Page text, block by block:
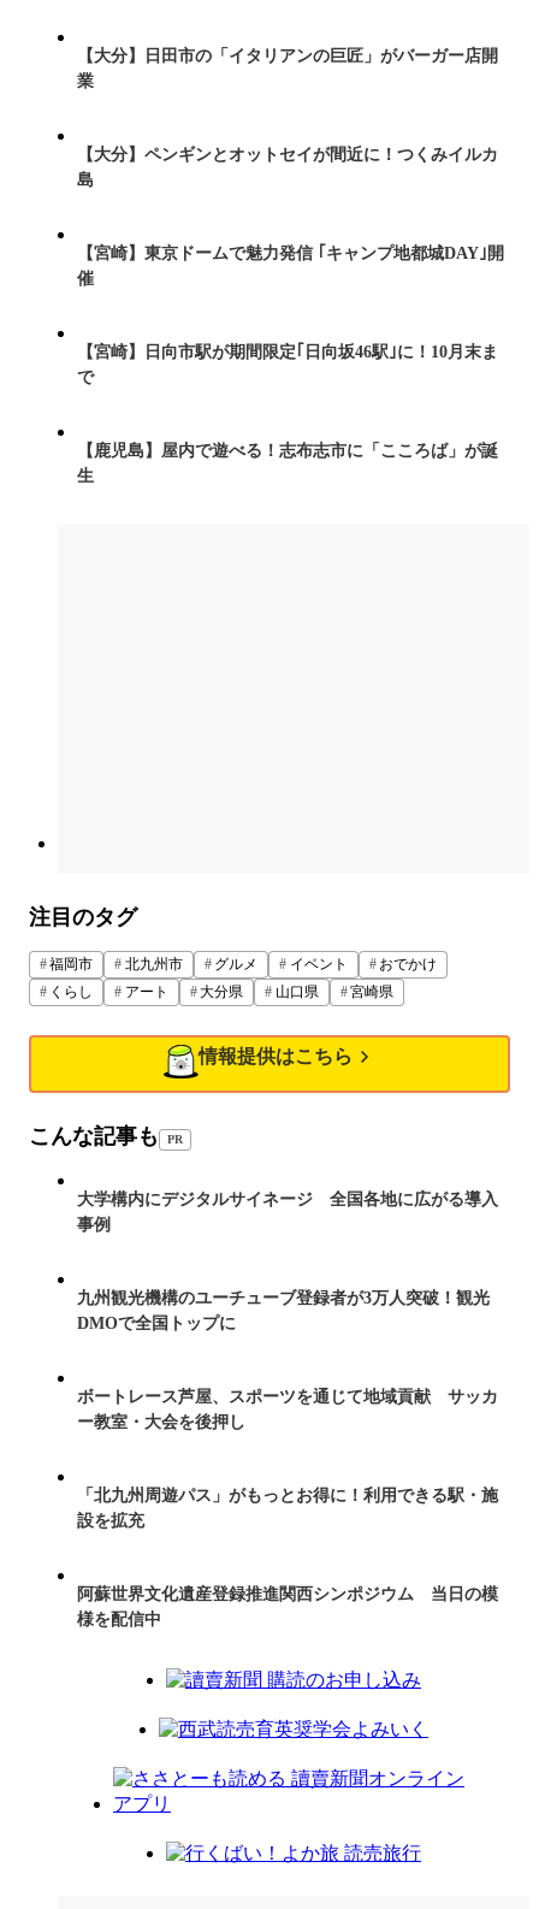
【大分】日田市の「イタリアンの巨匠」がバーガー店開
業
【大分】ペンギンとオットセイが間近に！つくみイルカ
島
【宮崎】東京ドームで魅力発信 ｢キャンプ地都城DAY｣開
催
【宮崎】日向市駅が期間限定｢日向坂46駅｣に！10月末ま
で
【鹿児島】屋内で遊べる！志布志市に「こころば」が誕
生
注目のタグ
福岡市 北九州市 グルメ イベント
おでかけ
くらし
アート 大分県 山口県 宮崎県
情報提供はこちら
こんな記事も PR
大学構内にデジタルサイネージ 全国各地に広がる導入
事例
九州観光機構のユーチューブ登録者が3万人突破！観光
DMOで全国トップに
ボートレース芦屋、スポーツを通じて地域貢献 サッカ
ー教室・大会を後押し
「北九州周遊パス」がもっとお得に！利用できる駅・施
設を拡充
阿蘇世界文化遺産登録推進関西シンポジウム 当日の模
様を配信中